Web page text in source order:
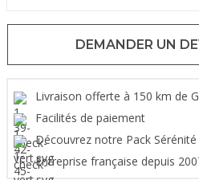
DEMANDER UN
Livraison offerte à 150 km de
Facilités de paiement
Découvrez notre Pack Sérénité
Entreprise française depuis